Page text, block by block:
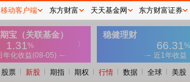
股票 新股 期指 期权 行情 数据 全球 美股
移动客户端 东方财富 天天基金网 东方财富证券